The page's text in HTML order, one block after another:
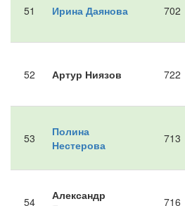
51 Ирина Даянова 702
52 Артур Ниязов 722
53
Полина
Нестерова
713
54
Александр
716